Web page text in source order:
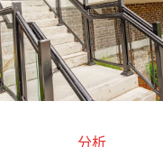
分析